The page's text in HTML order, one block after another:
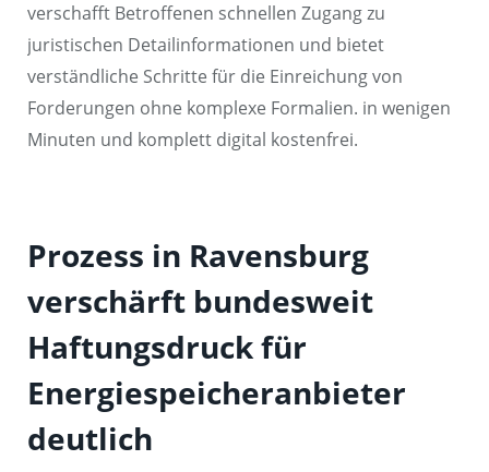
verschafft Betroffenen schnellen Zugang zu
juristischen Detailinformationen und bietet
verständliche Schritte für die Einreichung von
Forderungen ohne komplexe Formalien. in wenigen
Minuten und komplett digital kostenfrei.
Prozess in Ravensburg
verschärft bundesweit
Haftungsdruck für
Energiespeicheranbieter
deutlich